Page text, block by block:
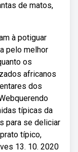
de matos,
à potiguar
pelo melhor
os
africanos
dos
típicas da
para se deliciar
típico,
13. 10. 2020